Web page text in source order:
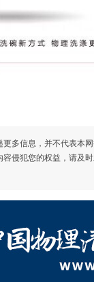
多信息，并不代表本
侵犯您的权益，请及时